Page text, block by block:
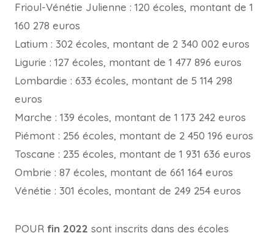
Frioul-Vénétie Julienne : 120 écoles, montant de 1
160 278 euros
Latium : 302 écoles, montant de 2 340 002 euros
Ligurie : 127 écoles, montant de 1 477 896 euros
Lombardie : 633 écoles, montant de 5 114 298
euros
Marche : 139 écoles, montant de 1 173 242 euros
Piémont : 256 écoles, montant de 2 450 196 euros
Toscane : 235 écoles, montant de 1 931 636 euros
Ombrie : 87 écoles, montant de 661 164 euros
Vénétie : 301 écoles, montant de 249 254 euros
POUR fin 2022 sont inscrits dans des écoles